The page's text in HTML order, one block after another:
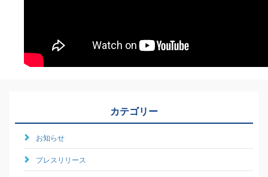
カテゴリー
お知らせ
プレスリリース